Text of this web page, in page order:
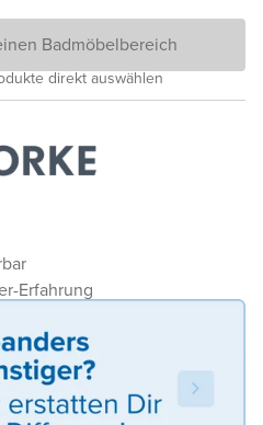
Erfahrung
Badmöbelbereich
direkt auswählen